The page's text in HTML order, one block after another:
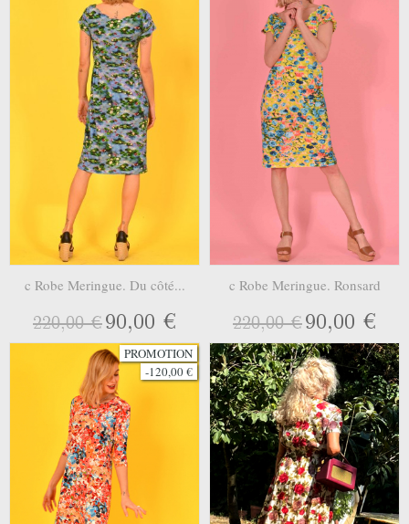
c Robe Meringue. Du côté...
220,00 €90,00 €
c Robe Meringue. Ronsard
220,00 €90,00 €
PROMOTION
-120,00 €